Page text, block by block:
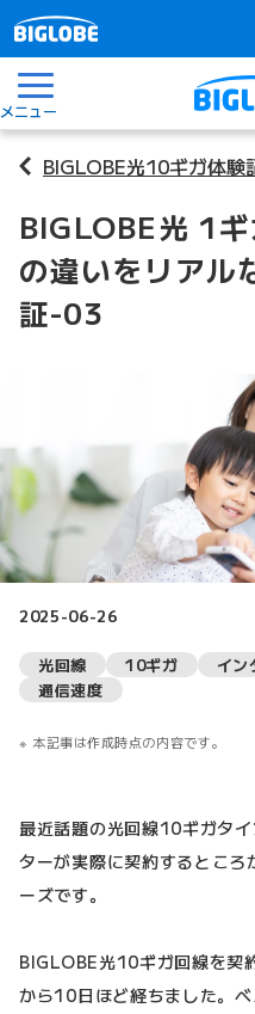
メニュー
BIGLOBE光10ギガ体験
BIGLOBE光 1
の違いをリアル
証-03
2025-06-26
光回線 10ギガ
イン
通信速度
本記事は作成時点の内容です。
最近話題の光回線10ギガタ
ターが実際に契約するところ
ーズです。
BIGLOBE光10ギガ回線を契
から10日ほど経ちました。